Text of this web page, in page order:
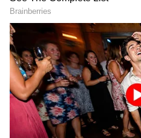
పెళ్లి కూతురికి 8 గ్రాముల
బంగారం, పుట్టిన బిడ్డ‌కు గోల్డ్ రింగ్,
విద్యార్థులకు ల్యాప్‌టాప్‌లు..
LATEST VIDEOS